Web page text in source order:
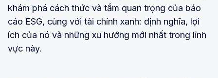
khám phá cách thức và tầm quan trọng của báo
cáo ESG, cùng với tài chính xanh: định nghĩa, lợi
ích của nó và những xu hướng mới nhất trong lĩnh
vực này.